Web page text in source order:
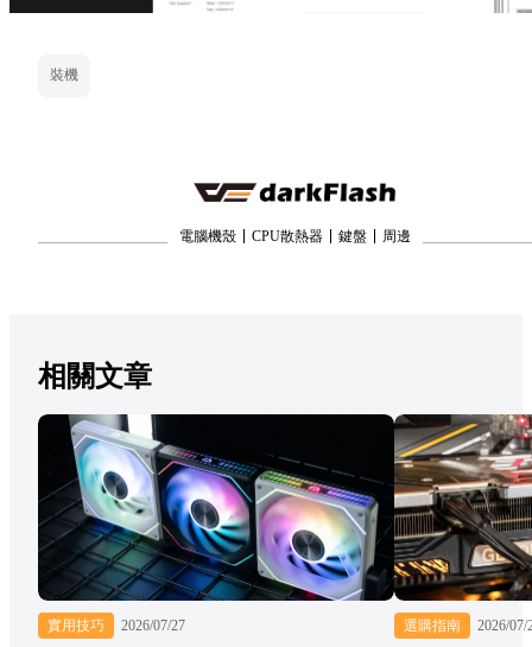
裝機
電腦機殼 CPU散熱器 鍵盤 周邊
相關文章
實用技巧 2026/07/27 選購指南 2026/07/